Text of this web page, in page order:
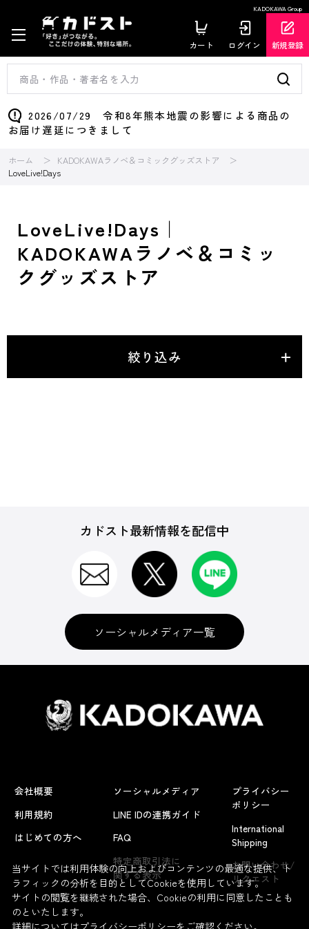
KADOKAWA Group
カート ログイン 新規登録
2026/07/29 令和8年熊本地震の影響による商品の
お届け遅延につきまして
ホーム
KADOKAWAラノベ＆コミックグッズストア
LoveLive!Days
LoveLive!Days｜
KADOKAWAラノベ＆コミッ
クグッズストア
絞り込み
カドスト最新情報を配信中
ソーシャルメディア一覧
会社概要
利用規約
はじめての方へ
ソーシャルメディア
LINE IDの連携ガイド
FAQ
特定商取引法に
関する表示
プライバシー
ポリシー
International
Shipping
お問い合わせ/
リクエスト
当サイトでは利用体験の向上およびコンテンツの最適な提供、ト
ラフィックの分析を目的としてCookieを使用しています。
サイトの閲覧を継続された場合、Cookieの利用に同意したことも
のといたします。